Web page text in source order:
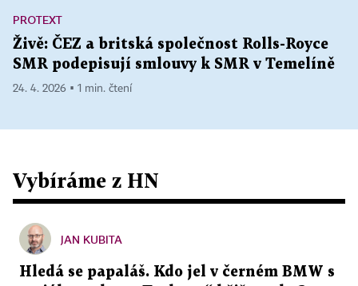
PROTEXT
Živě: ČEZ a britská společnost Rolls-Royce
SMR podepisují smlouvy k SMR v Temelíně
24. 4. 2026 ▪ 1 min. čtení
Vybíráme z HN
JAN KUBITA
Hledá se papaláš. Kdo jel v černém BMW s